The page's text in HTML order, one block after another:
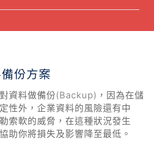
份方案
資料做備份(Backup)，因為在儲
性外，企業資料的風險還有中
索軟的威脅，在這種狀況發生
助你將損失及影響降至最低。